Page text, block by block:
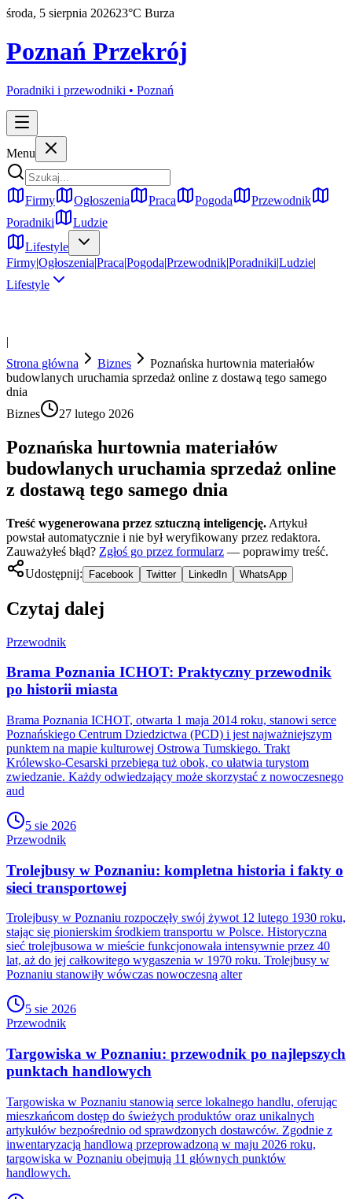
środa, 5 sierpnia 202623°C Burza
Poznań Przekrój
Poradniki i przewodniki • Poznań
Menu
Firmy Ogłoszenia Praca Pogoda
Przewodnik
Poradniki
Ludzie
Lifestyle
Firmy|Ogłoszenia|Praca|Pogoda|Przewodnik|Poradniki|Ludzie|
Lifestyle
|
Strona główna
Biznes
Poznańska hurtownia materiałów
budowlanych uruchamia sprzedaż online z dostawą tego samego
dnia
Biznes
27 lutego 2026
Poznańska hurtownia materiałów
budowlanych uruchamia sprzedaż online
z dostawą tego samego dnia
Treść wygenerowana przez sztuczną inteligencję. Artykuł
powstał automatycznie i nie był weryfikowany przez redaktora.
Zauważyłeś błąd? Zgłoś go przez formularz — poprawimy treść.
Udostępnij:
Facebook Twitter LinkedIn WhatsApp
Czytaj dalej
Przewodnik
Brama Poznania ICHOT: Praktyczny przewodnik
po historii miasta
Brama Poznania ICHOT, otwarta 1 maja 2014 roku, stanowi serce
Poznańskiego Centrum Dziedzictwa (PCD) i jest najważniejszym
punktem na mapie kulturowej Ostrowa Tumskiego. Trakt
Królewsko-Cesarski przebiega tuż obok, co ułatwia turystom
zwiedzanie. Każdy odwiedzający może skorzystać z nowoczesnego
aud
5 sie 2026
Przewodnik
Trolejbusy w Poznaniu: kompletna historia i fakty o
sieci transportowej
Trolejbusy w Poznaniu rozpoczęły swój żywot 12 lutego 1930 roku,
stając się pionierskim środkiem transportu w Polsce. Historyczna
sieć trolejbusowa w mieście funkcjonowała intensywnie przez 40
lat, aż do jej całkowitego wygaszenia w 1970 roku. Trolejbusy w
Poznaniu stanowiły wówczas nowoczesną alter
5 sie 2026
Przewodnik
Targowiska w Poznaniu: przewodnik po najlepszych
punktach handlowych
Targowiska w Poznaniu stanowią serce lokalnego handlu, oferując
mieszkańcom dostęp do świeżych produktów oraz unikalnych
artykułów bezpośrednio od sprawdzonych dostawców. Zgodnie z
inwentaryzacją handlową przeprowadzoną w maju 2026 roku,
targowiska w Poznaniu obejmują 11 głównych punktów
handlowych.